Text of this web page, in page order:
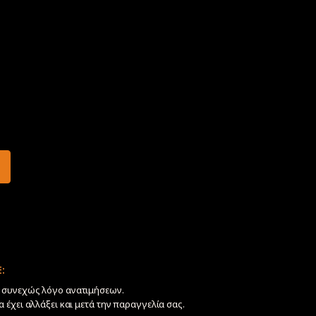
συνεχώς λόγο ανατιμήσεων.
έχει αλλάξει και μετά την παραγγελία σας.